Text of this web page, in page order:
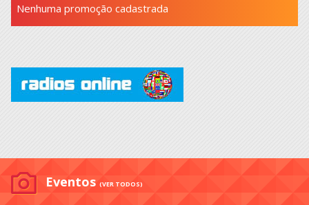
Nenhuma promoção cadastrada
Eventos (VER TODOS)